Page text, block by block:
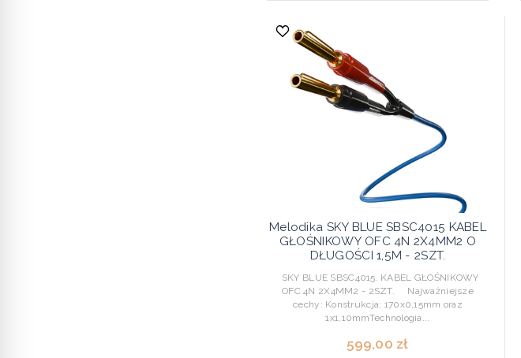
Melodika SKY BLUE SBSC4015 KABEL
GŁOŚNIKOWY OFC 4N 2X4MM2 O
DŁUGOŚCI 1,5M - 2SZT.
SKY BLUE SBSC4015. KABEL GŁOŚNIKOWY
OFC 4N 2X4MM2 - 2SZT. Najważniejsze
cechy: Konstrukcja: 170x0,15mm oraz
1x1,10mmTechnologia...
599,00 zł